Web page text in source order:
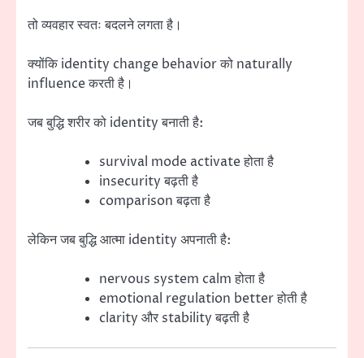
तो व्यवहार स्वतः बदलने लगता है।
क्योंकि identity change behavior को naturally
influence करती है।
जब बुद्धि शरीर को identity बनाती है:
survival mode activate होता है
insecurity बढ़ती है
comparison बढ़ता है
लेकिन जब बुद्धि आत्मा identity अपनाती है:
nervous system calm होता है
emotional regulation better होती है
clarity और stability बढ़ती है